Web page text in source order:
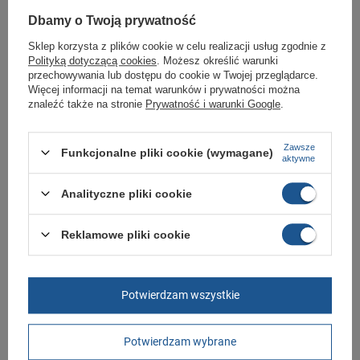
42, 43, 43.5, 44, 44.5, 45, 45.5, 46, 47.5, 49, 50.
Zobacz jakie rozmiary są dostępne.
Sklep Butomania.pl to największy wybór obuwia sportowego dla całej
Twojej rodziny.
Kupując w naszym sklepie internetowym masz gwarancję, że towar jest
podania przyczyny.
Symbol
Gwarancja Gwarancja
Więcej
Dbamy o Twoją prywatność
Sklep korzysta z plików cookie w celu realizacji usług zgodnie z
Polityką dotyczącą cookies . Możesz określić warunki
przechowywania lub dostępu do cookie w Twojej przeglądarce.
Więcej informacji na temat warunków i prywatności można
znaleźć także na stronie Prywatność i warunki Google
Funkcjonalne pliki cookie (wymagane)
Zawsze
aktywne
Analityczne pliki cookie
Reklamowe pliki cookie
Potwierdzam wybrane
Potwierdzam wszystkie